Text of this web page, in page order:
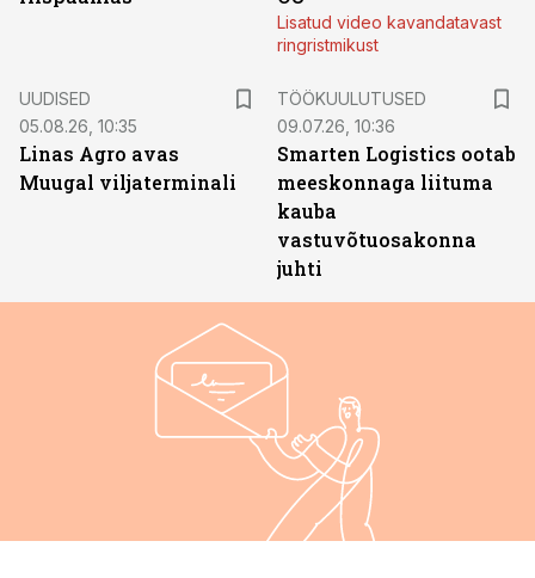
Lisatud video kavandatavast
ringristmikust
UUDISED
05.08.26, 10:35
Linas Agro avas
Muugal viljaterminali
TÖÖKUULUTUSED
09.07.26, 10:36
Smarten Logistics ootab
meeskonnaga liituma
kauba
vastuvõtuosakonna
juhti